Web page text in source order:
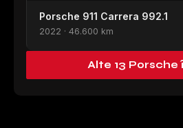
Porsche 911 Carrera 992.1
2022 · 46.600 km
Alte 13 Porsche